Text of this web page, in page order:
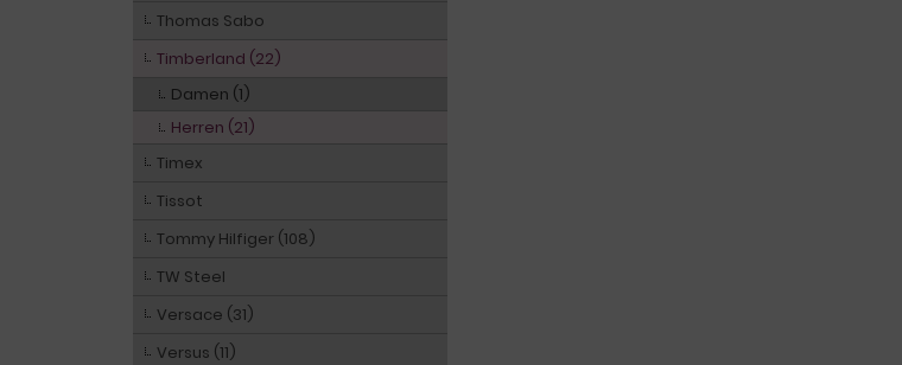
Thomas Sabo
Timberland (22)
Damen (1)
Herren (21)
Timex
Tissot
Tommy Hilfiger (108)
TW Steel
Versace (31)
Versus (11)